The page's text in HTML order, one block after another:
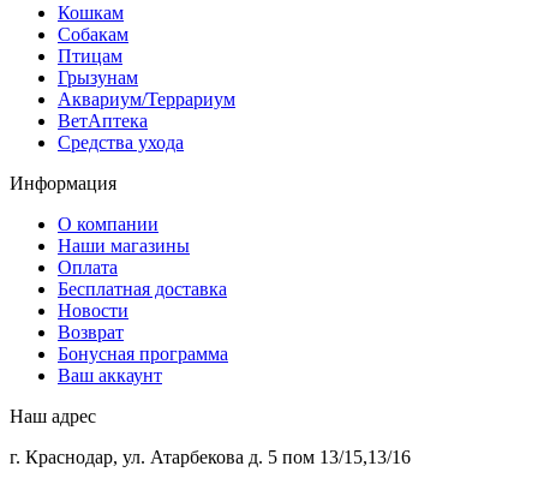
Кошкам
Собакам
Птицам
Грызунам
Аквариум/Террариум
ВетАптека
Средства ухода
Информация
О компании
Наши магазины
Оплата
Бесплатная доставка
Новости
Возврат
Бонусная программа
Ваш аккаунт
Наш адрес
г. Краснодар, ул. Атарбекова д. 5 пом 13/15,13/16